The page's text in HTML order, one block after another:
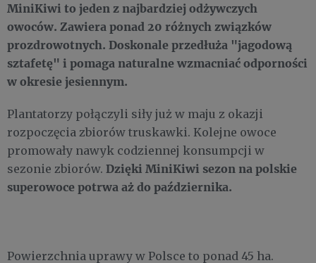
MiniKiwi to jeden z najbardziej odżywczych
owoców. Zawiera ponad 20 różnych związków
prozdrowotnych. Doskonale przedłuża "jagodową
sztafetę" i pomaga naturalne wzmacniać odporności
w okresie jesiennym.
Plantatorzy połączyli siły już w maju z okazji
rozpoczęcia zbiorów truskawki. Kolejne owoce
promowały nawyk codziennej konsumpcji w
sezonie zbiorów. Dzięki MiniKiwi sezon na polskie
superowoce potrwa aż do października.
Powierzchnia uprawy w Polsce to ponad 45 ha.